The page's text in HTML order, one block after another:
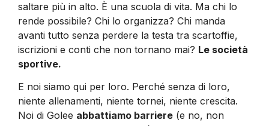
saltare più in alto. È una scuola di vita. Ma chi lo
rende possibile? Chi lo organizza? Chi manda
avanti tutto senza perdere la testa tra scartoffie,
iscrizioni e conti che non tornano mai? Le società
sportive.
E noi siamo qui per loro. Perché senza di loro,
niente allenamenti, niente tornei, niente crescita.
Noi di Golee abbattiamo barriere (e no, non